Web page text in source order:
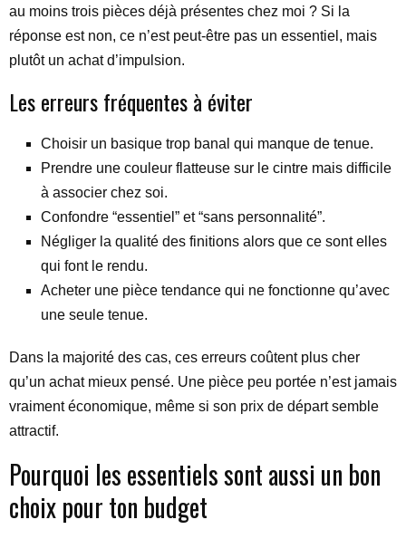
au moins trois pièces déjà présentes chez moi ? Si la
réponse est non, ce n’est peut-être pas un essentiel, mais
plutôt un achat d’impulsion.
Les erreurs fréquentes à éviter
Choisir un basique trop banal qui manque de tenue.
Prendre une couleur flatteuse sur le cintre mais difficile
à associer chez soi.
Confondre “essentiel” et “sans personnalité”.
Négliger la qualité des finitions alors que ce sont elles
qui font le rendu.
Acheter une pièce tendance qui ne fonctionne qu’avec
une seule tenue.
Dans la majorité des cas, ces erreurs coûtent plus cher
qu’un achat mieux pensé. Une pièce peu portée n’est jamais
vraiment économique, même si son prix de départ semble
attractif.
Pourquoi les essentiels sont aussi un bon
choix pour ton budget